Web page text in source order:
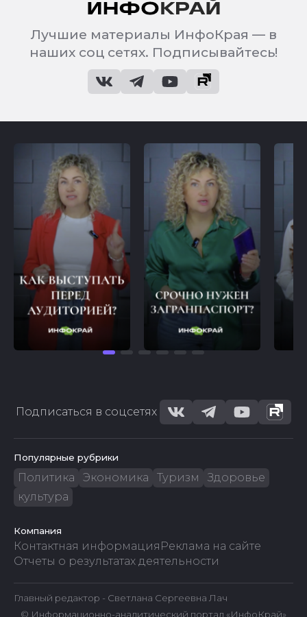
Лучшие материалы ИнфоКрая — в
наших соц сетях. Подписывайтесь!
Подписаться в соцсетях
Популярные рубрики
Политика Экономика Туризм
Здоровье
культура
Компания
Контактная информация Реклама на сайте
Отчеты о результатах деятельности
Главный редактор - Светлана Сергеевна Лач
© Информационно-аналитический портал «ИнфоКрай»